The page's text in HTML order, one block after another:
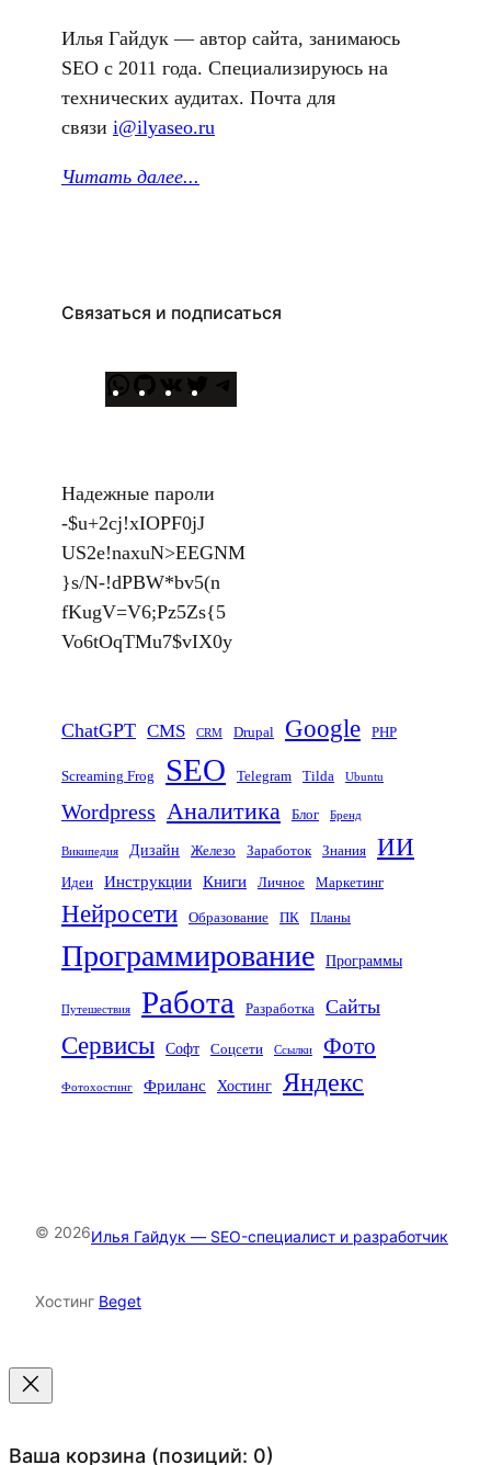
Илья Гайдук — автор сайта, занимаюсь
SEO с 2011 года. Специализируюсь на
технических аудитах. Почта для
связи i@ilyaseo.ru
Читать далее...
Связаться и подписаться
W
s
A
p
p
G
u
b
В
т
а
к
т
е
T
t
r
a
Надежные пароли
-$u+2cj!xIOPF0jJ
US2e!naxuN>EEGNM
}s/N-!dPBW*bv5(n
fKugV=V6;Pz5Zs{5
Vo6tOqTMu7$vIX0y
ChatGPT CMS CRM Drupal Google PHP
Screaming Frog SEO Telegram Tilda Ubuntu
Wordpress Аналитика Блог Бренд
Википедия Дизайн Железо Заработок Знания ИИ
Идеи Инструкции Книги Личное Маркетинг
Нейросети Образование ПК Планы
Программирование Программы
Путешествия Работа Разработка Сайты
Сервисы Софт Соцсети Ссылки Фото
Фотохостинг Фриланс Хостинг Яндекс
© 2026Илья Гайдук — SEO-специалист и разработчик
Хостинг Beget
Ваша корзина (позиций: 0)